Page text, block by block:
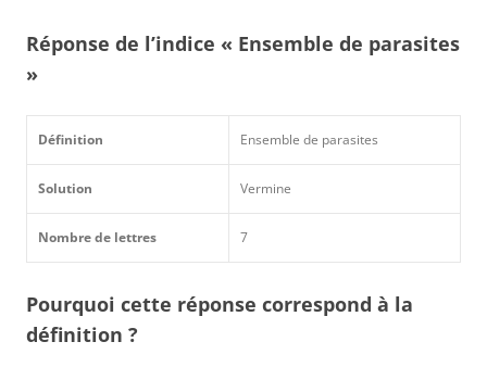
Réponse de l’indice « Ensemble de parasites
»
Définition Ensemble de parasites
Solution Vermine
Nombre de lettres 7
Pourquoi cette réponse correspond à la
définition ?